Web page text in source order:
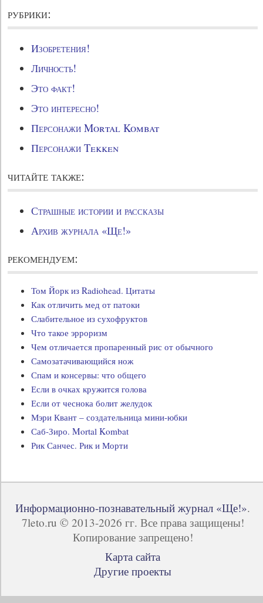
рубрики:
Изобретения!
Личность!
Это факт!
Это интересно!
Персонажи Mortal Kombat
Персонажи Tekken
читайте также:
Страшные истории и рассказы
Архив журнала «Ще!»
рекомендуем:
Том Йорк из Radiohead. Цитаты
Как отличить мед от патоки
Слабительное из сухофруктов
Что такое эрроризм
Чем отличается пропаренный рис от обычного
Самозатачивающийся нож
Спам и консервы: что общего
Если в очках кружится голова
Если от чеснока болит желудок
Мэри Квант – создательница мини-юбки
Саб-Зиро. Mortal Kombat
Рик Санчес. Рик и Морти
Информационно-познавательный журнал «Ще!».
7leto.ru © 2013-2026 гг. Все права защищены!
Копирование запрещено!
Карта сайта
Другие проекты